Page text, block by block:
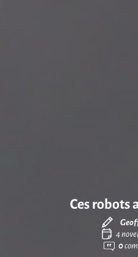
Ces robots
4
0